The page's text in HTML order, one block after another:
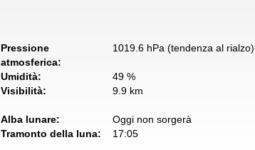
Pressione
atmosferica:
1019.6 hPa (tendenza al rialzo)
Umidità:
49 %
Visibilità:
9.9 km
Alba lunare:
Oggi non sorgerà
Tramonto della luna:
17:05